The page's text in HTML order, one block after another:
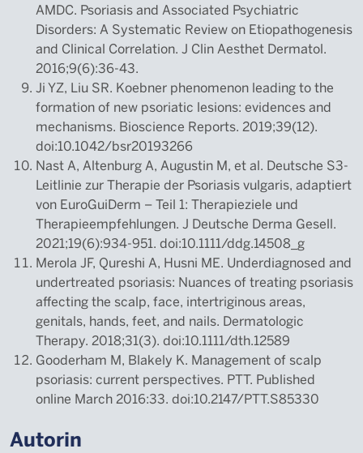
AMDC. Psoriasis and Associated Psychiatric
Disorders: A Systematic Review on Etiopathogenesis
and Clinical Correlation. J Clin Aesthet Dermatol.
2016;9(6):36-43.
Ji YZ, Liu SR. Koebner phenomenon leading to the
formation of new psoriatic lesions: evidences and
mechanisms. Bioscience Reports. 2019;39(12).
doi:10.1042/bsr20193266
Nast A, Altenburg A, Augustin M, et al. Deutsche S3‐
Leitlinie zur Therapie der Psoriasis vulgaris, adaptiert
von EuroGuiDerm – Teil 1: Therapieziele und
Therapieempfehlungen. J Deutsche Derma Gesell.
2021;19(6):934-951. doi:10.1111/ddg.14508_g
Merola JF, Qureshi A, Husni ME. Underdiagnosed and
undertreated psoriasis: Nuances of treating psoriasis
affecting the scalp, face, intertriginous areas,
genitals, hands, feet, and nails. Dermatologic
Therapy. 2018;31(3). doi:10.1111/dth.12589
Gooderham M, Blakely K. Management of scalp
psoriasis: current perspectives. PTT. Published
online March 2016:33. doi:10.2147/PTT.S85330
Autorin